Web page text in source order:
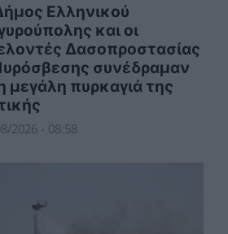
Ελληνικού
και οι
Δασοπροστασίας
συνέδραμαν
μεγάλη πυρκαγιά της
2026 - 08:58